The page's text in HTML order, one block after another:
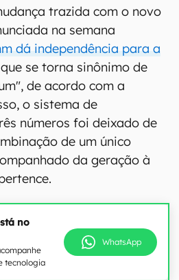
trazida com o novo
na semana
dá independência para a
se torna sinônimo de
de acordo com a
o sistema de
números foi deixado de
de um único
da geração à
no
tecnologia
WhatsApp